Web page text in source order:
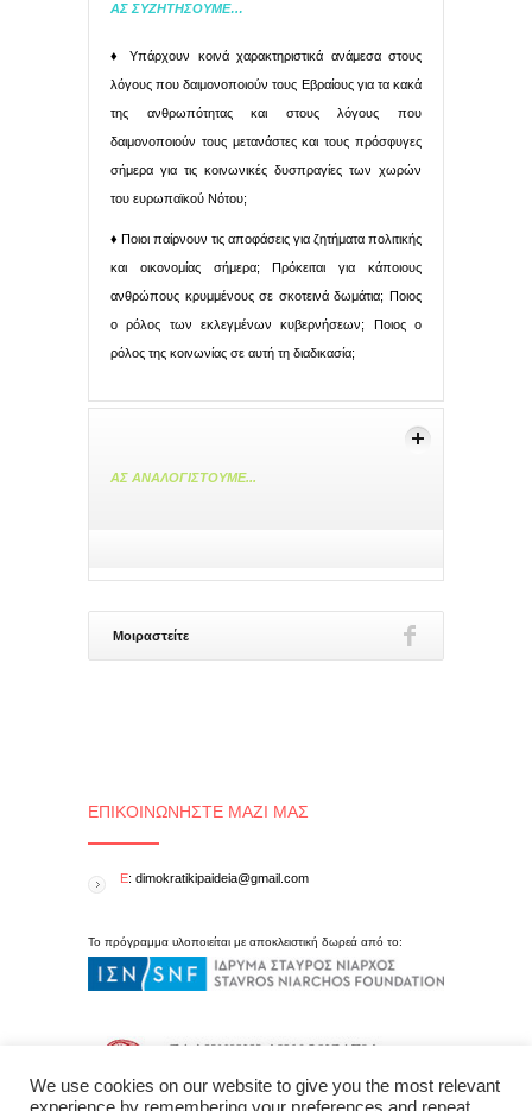
ΑΣ ΣΥΖΗΤΗΣΟΥΜΕ…
♦ Υπάρχουν κοινά χαρακτηριστικά ανάμεσα στους
λόγους που δαιμονοποιούν τους Εβραίους για τα κακά
της ανθρωπότητας και στους λόγους που
δαιμονοποιούν τους μετανάστες και τους πρόσφυγες
σήμερα για τις κοινωνικές δυσπραγίες των χωρών
του ευρωπαϊκού Νότου;
♦ Ποιοι παίρνουν τις αποφάσεις για ζητήματα πολιτικής
και οικονομίας σήμερα; Πρόκειται για κάποιους
ανθρώπους κρυμμένους σε σκοτεινά δωμάτια; Ποιος
ο ρόλος των εκλεγμένων κυβερνήσεων; Ποιος ο
ρόλος της κοινωνίας σε αυτή τη διαδικασία;
ΑΣ ΑΝΑΛΟΓΙΣΤΟΥΜΕ...
Μοιραστείτε
ΕΠΙΚΟΙΝΩΝΉΣΤΕ ΜΑΖΊ ΜΑΣ
E: dimokratikipaideia@gmail.com
Το πρόγραμμα υλοποιείται με αποκλειστική δωρεά από το:
We use cookies on our website to give you the most relevant